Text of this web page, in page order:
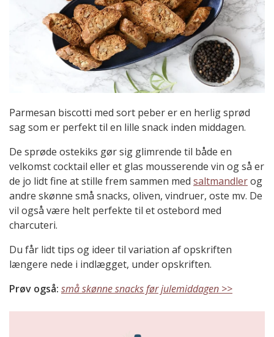
Parmesan biscotti med sort peber er en herlig sprød
sag som er perfekt til en lille snack inden middagen.
De sprøde ostekiks gør sig glimrende til både en
velkomst cocktail eller et glas mousserende vin og så er
de jo lidt fine at stille frem sammen med saltmandlerog
andre skønne små snacks, oliven, vindruer, oste mv. De
vil også være helt perfekte til et ostebord med
charcuteri.
Du får lidt tips og ideer til variation af opskriften
længere nede i indlægget, under opskriften.
Prøv også: små skønne snacks før julemiddagen >>